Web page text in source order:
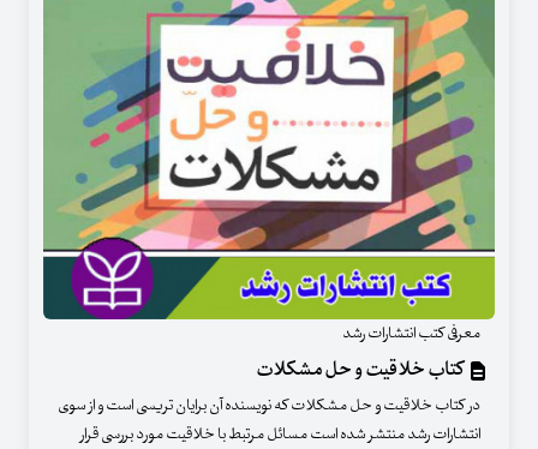
معرفی کتب انتشارات رشد
کتاب خلاقیت و حل مشکلات
در کتاب خلاقیت و حل مشکلات که نویسنده آن برایان تریسی است و از سوی
انتشارات رشد منتشر شده است مسائل مرتبط با خلاقیت مورد بررسی قرار